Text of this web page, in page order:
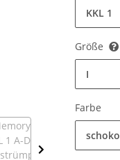
KKL 1
Größe
I
Farbe
schoko